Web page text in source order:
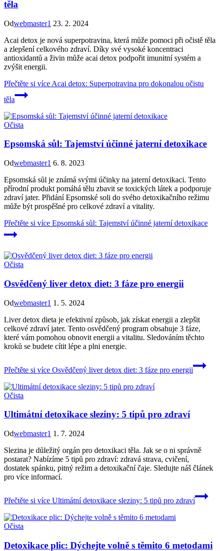
těla
Odwebmaster1 23. 2. 2024
Acai detox je nová superpotravina, která může pomoci při očistě těla
a zlepšení celkového zdraví. Díky své vysoké koncentraci
antioxidantů a živin může acai detox podpořit imunitní systém a
zvýšit energii.
Přečtěte si více Acai detox: Superpotravina pro dokonalou očistu
těla
Očista
Epsomská sůl: Tajemství účinné jaterní detoxikace
Odwebmaster1 6. 8. 2023
Epsomská sůl je známá svými účinky na jaterní detoxikaci. Tento
přírodní produkt pomáhá tělu zbavit se toxických látek a podporuje
zdraví jater. Přidání Epsomské soli do svého detoxikačního režimu
může být prospěšné pro celkové zdraví a vitality.
Přečtěte si více Epsomská sůl: Tajemství účinné jaterní detoxikace
Očista
Osvědčený liver detox diet: 3 fáze pro energii
Odwebmaster1 1. 5. 2024
Liver detox dieta je efektivní způsob, jak získat energii a zlepšit
celkové zdraví jater. Tento osvědčený program obsahuje 3 fáze,
které vám pomohou obnovit energii a vitalitu. Sledováním těchto
kroků se budete cítit lépe a plni energie.
Přečtěte si více Osvědčený liver detox diet: 3 fáze pro energii
Očista
Ultimátní detoxikace sleziny: 5 tipů pro zdraví
Odwebmaster1 1. 7. 2024
Slezina je důležitý orgán pro detoxikaci těla. Jak se o ni správně
postarat? Nabízíme 5 tipů pro zdraví: zdravá strava, cvičení,
dostatek spánku, pitný režim a detoxikační čaje. Sledujte náš článek
pro více informací.
Přečtěte si více Ultimátní detoxikace sleziny: 5 tipů pro zdraví
Očista
Detoxikace plic: Dýchejte volně s těmito 6 metodami